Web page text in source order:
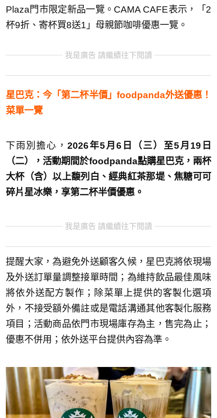
Plaza門市限定新品一覽。CAMA CAFE表示，「2
杯9折、寄杯買8送1」母親節咖啡優惠一覽。
我是廣告 請繼續往下閱讀
星巴克：今「第二杯半價」foodpanda外送優惠！
菜單一覽
下雨別擔心， 2026年5月6日（三）至5月19日
（二），活動期間於foodpanda點購星巴克，兩杯
大杯（含）以上馥列白、經典紅茶那堤、焦糖可可
碎片星冰樂，享第二杯半價優惠。
我是廣告 請繼續往下閱讀
提醒大家，為避免外送顧客久候，星巴克將依現場
及外送訂單量調整接單時間；為維持飲品最佳風味
將依外送配方製作；除菜單上提供的客製化選項
外，不接受額外備註或是電話溝通其他客製化服務
項目；活動商品依門市現場庫存為主，售完為止；
優惠不併用；依外送平台提供內容為準。